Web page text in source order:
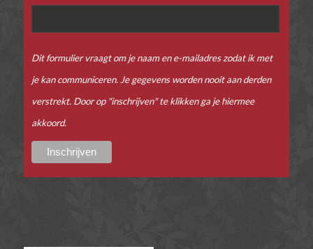
Dit formulier vraagt om je naam en e-mailadres zodat ik met
je kan communiceren. Je gegevens worden nooit aan derden
verstrekt. Door op "inschrijven" te klikken ga je hiermee
akkoord.